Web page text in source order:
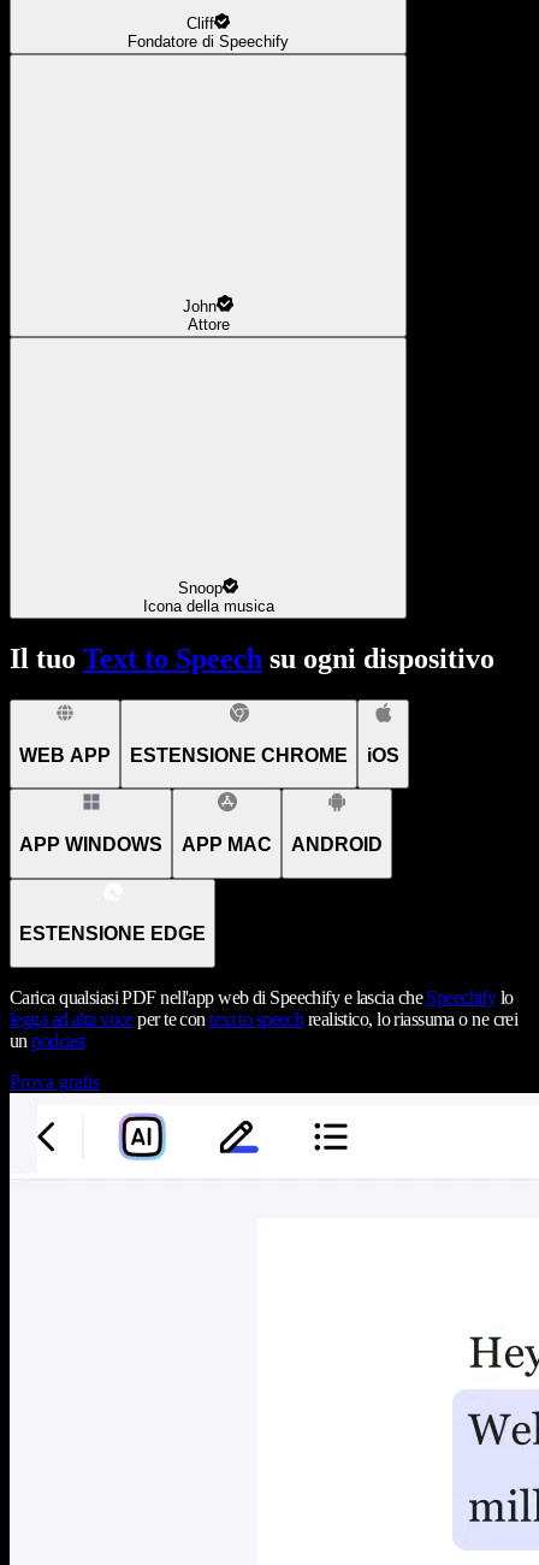
Cliff
Fondatore di Speechify
John
Attore
Snoop
Icona della musica
Il tuo Text to Speech su ogni dispositivo
WEB APP ESTENSIONE CHROME iOS
APP WINDOWS APP MAC ANDROID
ESTENSIONE EDGE
Carica qualsiasi PDF nell'app web di Speechify e lascia cheSpeechifylo
legga ad alta voceper te context to speech realistico, lo riassuma o ne crei
unpodcast
Prova gratis